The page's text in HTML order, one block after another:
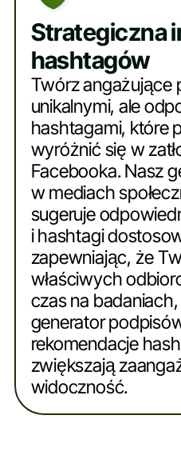
Strategiczna
hashtagów
Twórz angażujące
unikalnymi, ale
hashtagami, które
wyróżnić się w
Facebooka. Nasz
w mediach
sugeruje
i hashtagi
zapewniając, że
właściwych
czas na
generator
rekomendacje
zwiększają
widoczność.